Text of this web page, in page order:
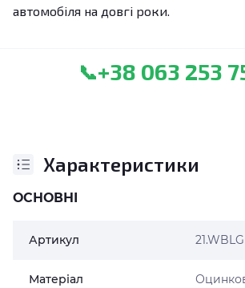
автомобіля на довгі роки.
📞+38 063 253
Характеристики
ОСНОВНІ
Артикул
Матеріал